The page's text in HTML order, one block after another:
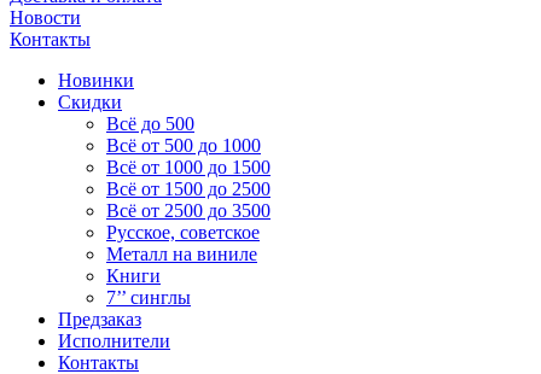
Новости
Контакты
Новинки
Скидки
Всё до 500
Всё от 500 до 1000
Всё от 1000 до 1500
Всё от 1500 до 2500
Всё от 2500 до 3500
Русское, советское
Металл на виниле
Книги
7’’ синглы
Предзаказ
Исполнители
Контакты